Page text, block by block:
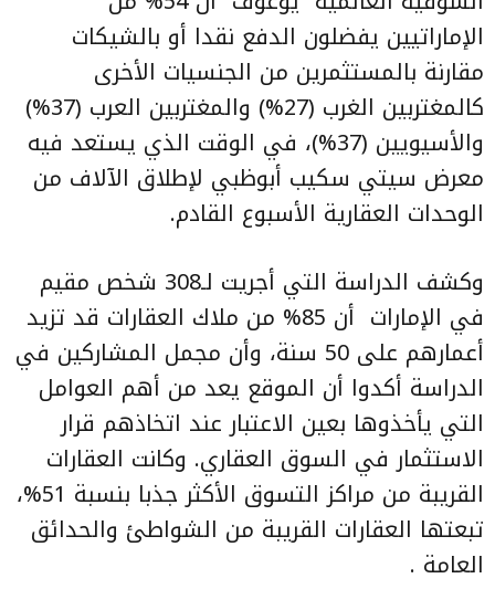
الإماراتيين يفضلون الدفع نقدا أو بالشيكات
مقارنة بالمستثمرين من الجنسيات الأخرى
كالمغتربين الغرب (27%) والمغتربين العرب (37%)
والأسيويين (37%)، في الوقت الذي يستعد فيه
معرض سيتي سكيب أبوظبي لإطلاق الآلاف من
الوحدات العقارية الأسبوع القادم.
وكشف الدراسة التي أجريت لـ308 شخص مقيم
في الإمارات أن 85% من ملاك العقارات قد تزيد
أعمارهم على 50 سنة، وأن مجمل المشاركين في
الدراسة أكدوا أن الموقع يعد من أهم العوامل
التي يأخذوها بعين الاعتبار عند اتخاذهم قرار
الاستثمار في السوق العقاري. وكانت العقارات
القريبة من مراكز التسوق الأكثر جذبا بنسبة 51%،
تبعتها العقارات القريبة من الشواطئ والحدائق
العامة .